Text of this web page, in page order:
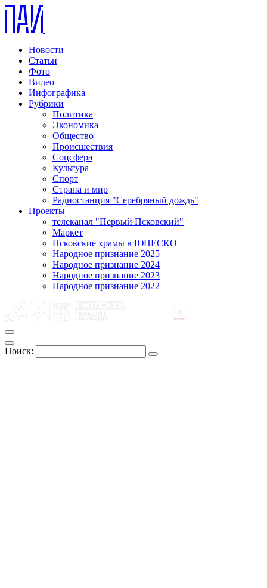
Новости
Статьи
Фото
Видео
Инфографика
Рубрики
Политика
Экономика
Общество
Происшествия
Соцсфера
Культура
Спорт
Страна и мир
Радиостанция "Серебряный дождь"
Проекты
телеканал "Первый Псковский"
Маркет
Псковские храмы в ЮНЕСКО
Народное признание 2025
Народное признание 2024
Народное признание 2023
Народное признание 2022
Поиск: